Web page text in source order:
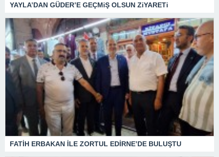
YAYLA’DAN GÜDER’E GEÇMiŞ OLSUN ZiYARETi
FATİH ERBAKAN İLE ZORTUL EDİRNE’DE BULUŞTU